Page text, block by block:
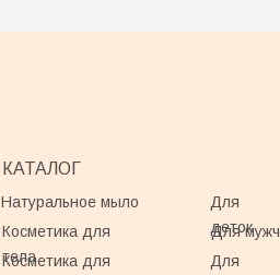
КАТАЛОГ
Натуральное мыло
Косметика для
Для
Для
деток
Косметика для
тела
Для